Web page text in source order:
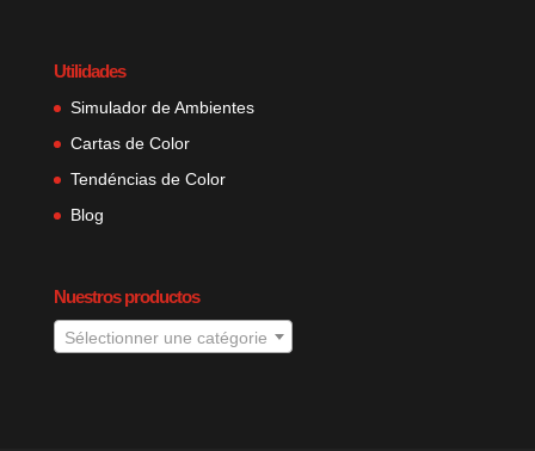
Utilidades
Simulador de Ambientes
Cartas de Color
Tendéncias de Color
Blog
Nuestros productos
Sélectionner une catégorie